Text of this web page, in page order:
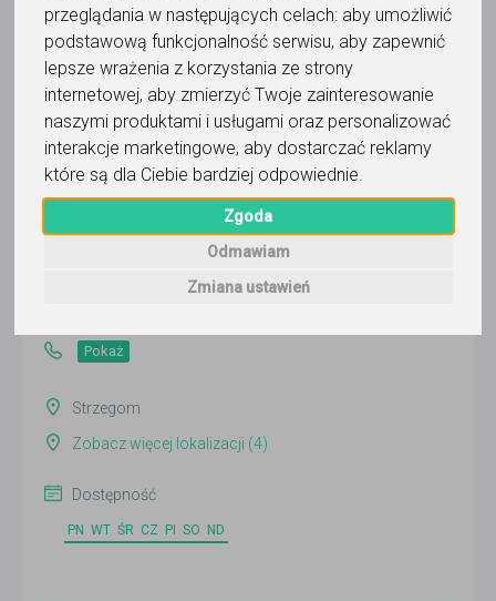
przeglądania w następujących celach: aby umożliwić
podstawową funkcjonalność serwisu, aby zapewnić
lepsze wrażenia z korzystania ze strony
internetowej, aby zmierzyć Twoje zainteresowanie
naszymi produktami i usługami oraz personalizować
interakcje marketingowe, aby dostarczać reklamy
które są dla Ciebie bardziej odpowiednie
Zgoda
Odmawiam
Zmiana ustawień
Do ulubionych
Oznacz wystąpienie kontaktu
Kamil Zawodowy Korepetytar
Wyślij wiadomość
Pokaż
Strzegom
Zobacz więcej lokalizacji (4)
Dostępność
PN WT ŚR CZ PI SO ND